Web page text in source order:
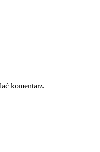
komentarz.